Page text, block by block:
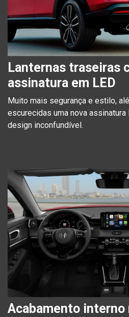
Lanternas traseiras
assinatura em LED
Muito mais segurança e estilo,
escurecidas uma nova
design inconfundível.
Acabamento interno